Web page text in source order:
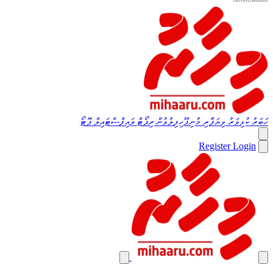
ހަބަރުކުޅިވަރު ވިޔަފާރި މުނިފޫހިފިލުވުންރިޕޯޓް ލައިފްސްޓައިލް ފޮޓޯ
RegisterLogin